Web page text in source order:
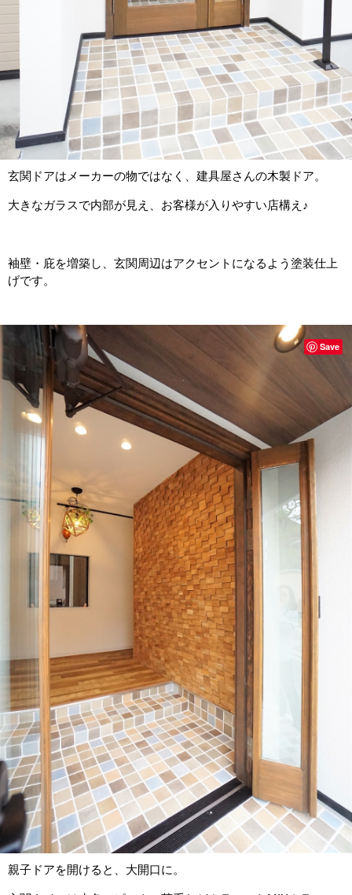
玄関ドアはメーカーの物ではなく、建具屋さんの木製ドア。
大きなガラスで内部が見え、お客様が入りやすい店構え♪
袖壁・庇を増築し、玄関周辺はアクセントになるよう塗装仕上
げです。
親子ドアを開けると、大開口に。
Save